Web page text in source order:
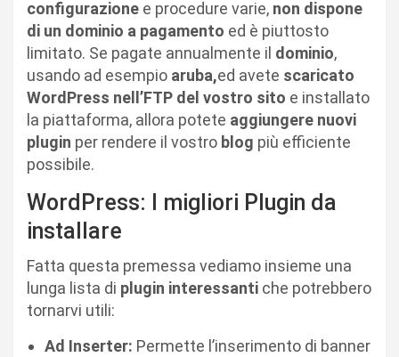
configurazione e procedure varie, non dispone
di un dominio a pagamento ed è piuttosto
limitato. Se pagate annualmente il dominio,
usando ad esempio aruba,ed avete scaricato
WordPress nell’FTP del vostro sito e installato
la piattaforma, allora potete aggiungere nuovi
plugin per rendere il vostro blog più efficiente
possibile.
WordPress: I migliori Plugin da
installare
Fatta questa premessa vediamo insieme una
lunga lista di plugin interessanti che potrebbero
tornarvi utili:
Ad Inserter: Permette l’inserimento di banner